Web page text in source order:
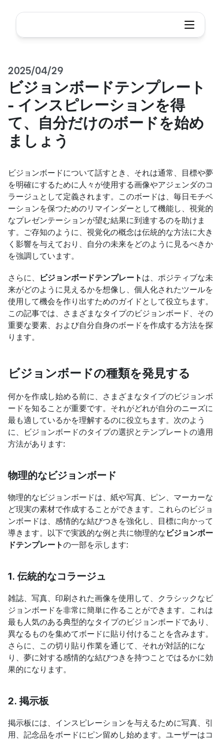
2025/04/29
ビジョンボードテンプレート
- インスピレーションを得
て、自分だけのボードを始め
ましょう
ビジョンボードについて話すとき、それは通常、目標や夢
を明確にするために人々が使用する画像やアジェンダのコ
ラージュとして定義されます。このボードは、毎日モチベ
ーションを保つためのリマインダーとして機能し、視覚的
なプレゼンテーションが望む結果に到達するのを助けま
す。ご存知のように、視覚化の概念は伝統的な方法に大き
く影響を与えており、自分の未来をどのように見るべきか
を強調しています。
さらに、 ビジョンボードテンプレート は、ポジティブな未
来がどのように見えるかを想像し、個人化されたツールを
使用して機会を作り出すためのガイドとして役立ちます。
この記事では、さまざまなタイプのビジョンボード、その
重要な要素、および自分自身のボードを作成する方法を探
ります。
ビジョンボードの種類を発見する
何かを作成し始める前に、さまざまなタイプのビジョンボ
ードを知ることが重要です。それがどれが自分のニーズに
最も適しているかを理解するのに役立ちます。次のよう
に、ビジョンボードのタイプの選択とテンプレートの適用
方法があります:
物理的なビジョンボード
物理的なビジョンボードは、紙や写真、ピン、マーカーな
ど現実の素材で作成することができます。これらのビジョ
ンボードは、感情的な結びつきを強化し、目標に向かって
導きます。以下で実践的な例と共に物理的な ビジョンボー
ドテンプレートの一部を示します:
1. 伝統的なコラージュ
雑誌、写真、印刷された画像を使用して、クラシックなビ
ジョンボードを非常に簡単に作ることができます。これは
最も人気のある典型的なタイプのビジョンボードであり、
異なるものを集めてボードに貼り付けることを含みます。
さらに、この切り貼り作業を通じて、それが対話的にな
り、夢に対する感情的な結びつきを持つことではるかに効
果的になります。
2. 掲示板
掲示板には、インスピレーションを与えるために写真、引
用、記念品をボードにピン留めし始めます。ユーザーはコ